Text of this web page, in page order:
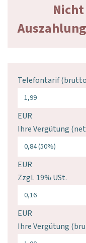
Nicht
Auszahlung
Telefontarif
EUR
Ihre Vergütung
EUR
Zzgl. 19% USt.
EUR
Ihre Vergütung